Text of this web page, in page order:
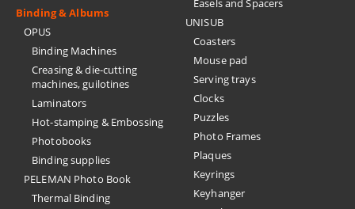
Binding & Albums
OPUS
Binding Machines
Creasing & die-cutting
machines, guilotines
Laminators
Hot-stamping & Embossing
Photobooks
Binding supplies
PELEMAN Photo Book
Thermal Binding
Easels and Spacers
UNISUB
Coasters
Mouse pad
Serving trays
Clocks
Puzzles
Photo Frames
Plaques
Keyrings
Keyhanger